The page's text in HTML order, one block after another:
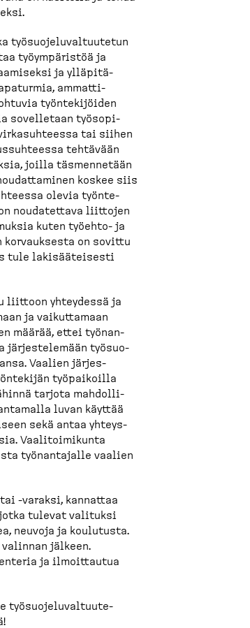
työsuo­je­lu­val­tuutetun
työympä­ristöä ja
ja ylläpi­tä­
ammatti­
työnte­ki­jöiden
sovelletaan työsopi­
tai siihen
tehtävään
joilla täsmen­netään
koskee siis
olevia työnte­
noudatettava liittojen
kuten työehto-​ ja
on sovittu
tule lakisää­teisesti
liittoon yhteydessä ja
ja vaikut­tamaan
määrää, ettei työnan­
järjes­te­lemään työsuo­
Vaalien järjes­
työpai­koilla
tarjota mahdol­li­
luvan käyttää
sekä antaa yhteys­
Vaalitoi­mikunta
työnan­tajalle vaalien
-​varaksi, kannattaa
tulevat valituksi
neuvoja ja koulutusta.
jälkeen.
ja ilmoit­tautua
työsuo­je­lu­val­tuu­te­